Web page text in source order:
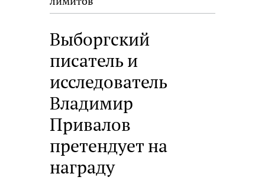
Выборгский
писатель и
исследователь
Владимир
Привалов
претендует на
награду